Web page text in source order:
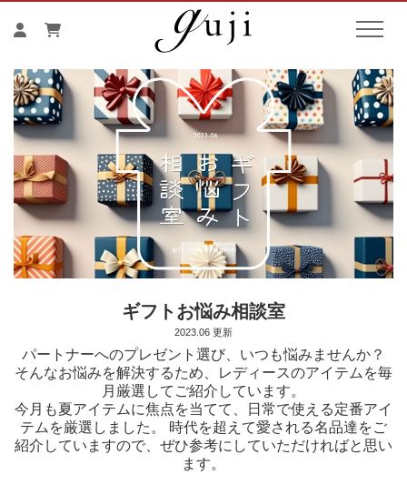
ギフトお悩み相談室
2023.06 更新
パートナーへのプレゼント選び、いつも悩みませんか？
そんなお悩みを解決するため、レディースのアイテムを毎
月厳選してご紹介しています。
今月も夏アイテムに焦点を当てて、日常で使える定番アイ
テムを厳選しました。 時代を超えて愛される名品達をご
紹介していますので、ぜひ参考にしていただければと思い
ます。